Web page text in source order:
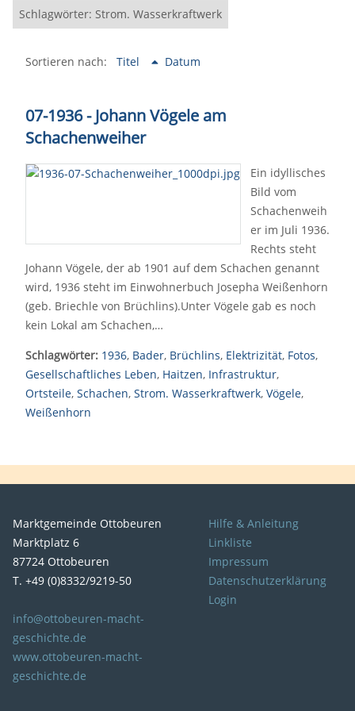
Schlagwörter: Strom. Wasserkraftwerk
Sortieren nach: Titel Datum
07-1936 - Johann Vögele am
Schachenweiher
Ein idyllisches
Bild vom
Schachenweih
er im Juli 1936.
Rechts steht
Johann Vögele, der ab 1901 auf dem Schachen genannt
wird, 1936 steht im Einwohnerbuch Josepha Weißenhorn
(geb. Briechle von Brüchlins).Unter Vögele gab es noch
kein Lokal am Schachen,…
Schlagwörter: 1936, Bader, Brüchlins, Elektrizität, Fotos,
Gesellschaftliches Leben, Haitzen, Infrastruktur,
Ortsteile, Schachen, Strom. Wasserkraftwerk, Vögele,
Weißenhorn
Marktgemeinde Ottobeuren
Marktplatz 6
87724 Ottobeuren
T. +49 (0)8332/9219-50
info@ottobeuren-macht-
geschichte.de
www.ottobeuren-macht-
geschichte.de
Hilfe & Anleitung
Linkliste
Impressum
Datenschutzerklärung
Login